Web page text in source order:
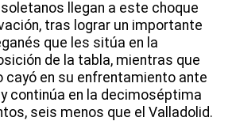
llegan a este choque
tras lograr un importante
que les sitúa en la
de la tabla, mientras que
cayó en su enfrentamiento ante
continúa en la decimoséptima
seis menos que el Valladolid.